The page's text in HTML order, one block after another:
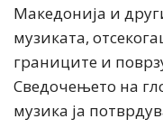
Македонија и
музиката,
границите и
Сведочењето на
музика ја